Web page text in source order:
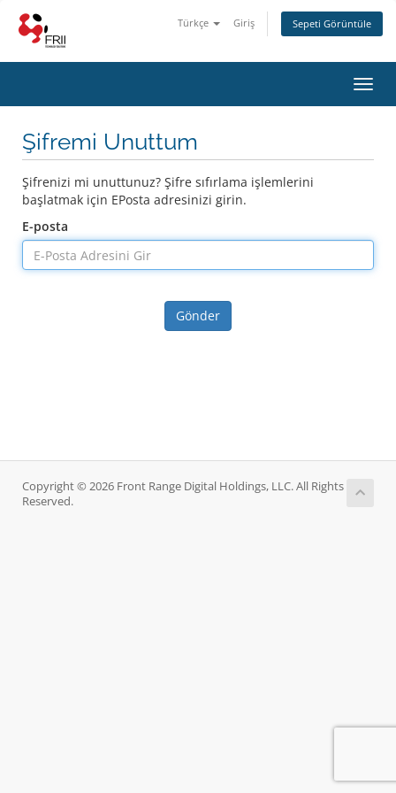
Türkçe Giriş Sepeti Görüntüle
Şifremi Unuttum
Şifrenizi mi unuttunuz? Şifre sıfırlama işlemlerini
başlatmak için EPosta adresinizi girin.
E-posta
Gönder
Copyright © 2026 Front Range Digital Holdings, LLC. All Rights
Reserved.